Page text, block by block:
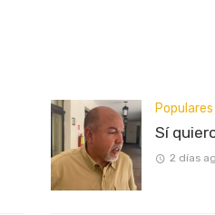
Populares
Sí
2 días